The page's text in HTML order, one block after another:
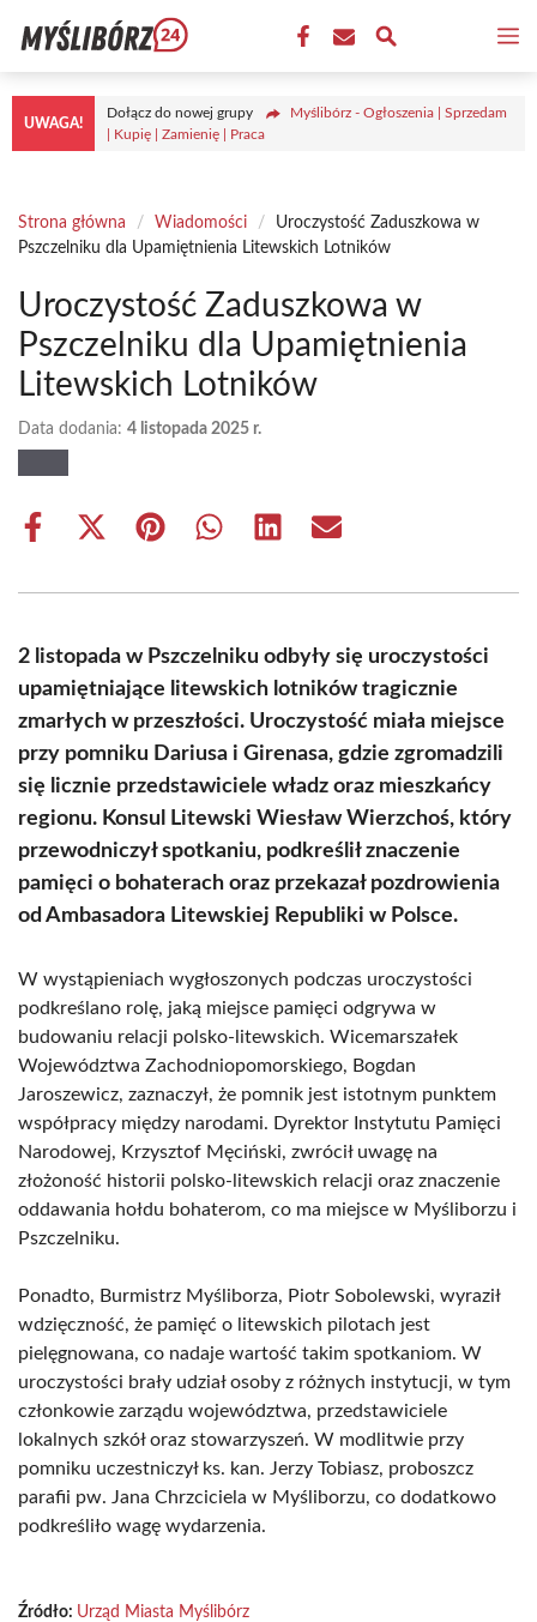
treści
UWAGA!
Dołącz do nowej grupy
Myślibórz - Ogłoszenia | Sprzedam
| Kupię | Zamienię | Praca
Strona główna / Wiadomości /
Uroczystość Zaduszkowa w
Pszczelniku dla Upamiętnienia Litewskich Lotników
Uroczystość Zaduszkowa w
Pszczelniku dla Upamiętnienia
Litewskich Lotników
Data dodania: 4 listopada 2025 r.
Share
Share
(Twitter)
Share Share Share Share
2 listopada w Pszczelniku odbyły się uroczystości
upamiętniające litewskich lotników tragicznie
zmarłych w przeszłości. Uroczystość miała miejsce
przy pomniku Dariusa i Girenasa, gdzie zgromadzili
się licznie przedstawiciele władz oraz mieszkańcy
regionu. Konsul Litewski Wiesław Wierzchoś, który
przewodniczył spotkaniu, podkreślił znaczenie
pamięci o bohaterach oraz przekazał pozdrowienia
od Ambasadora Litewskiej Republiki w Polsce.
W wystąpieniach wygłoszonych podczas uroczystości
podkreślano rolę, jaką miejsce pamięci odgrywa w
budowaniu relacji polsko-litewskich. Wicemarszałek
Województwa Zachodniopomorskiego, Bogdan
Jaroszewicz, zaznaczył, że pomnik jest istotnym punktem
współpracy między narodami. Dyrektor Instytutu Pamięci
Narodowej, Krzysztof Męciński, zwrócił uwagę na
złożoność historii polsko-litewskich relacji oraz znaczenie
oddawania hołdu bohaterom, co ma miejsce w Myśliborzu i
Pszczelniku.
Ponadto, Burmistrz Myśliborza, Piotr Sobolewski, wyraził
wdzięczność, że pamięć o litewskich pilotach jest
pielęgnowana, co nadaje wartość takim spotkaniom. W
uroczystości brały udział osoby z różnych instytucji, w tym
członkowie zarządu województwa, przedstawiciele
lokalnych szkół oraz stowarzyszeń. W modlitwie przy
pomniku uczestniczył ks. kan. Jerzy Tobiasz, proboszcz
parafii pw. Jana Chrzciciela w Myśliborzu, co dodatkowo
podkreśliło wagę wydarzenia.
Źródło: Urząd Miasta Myślibórz